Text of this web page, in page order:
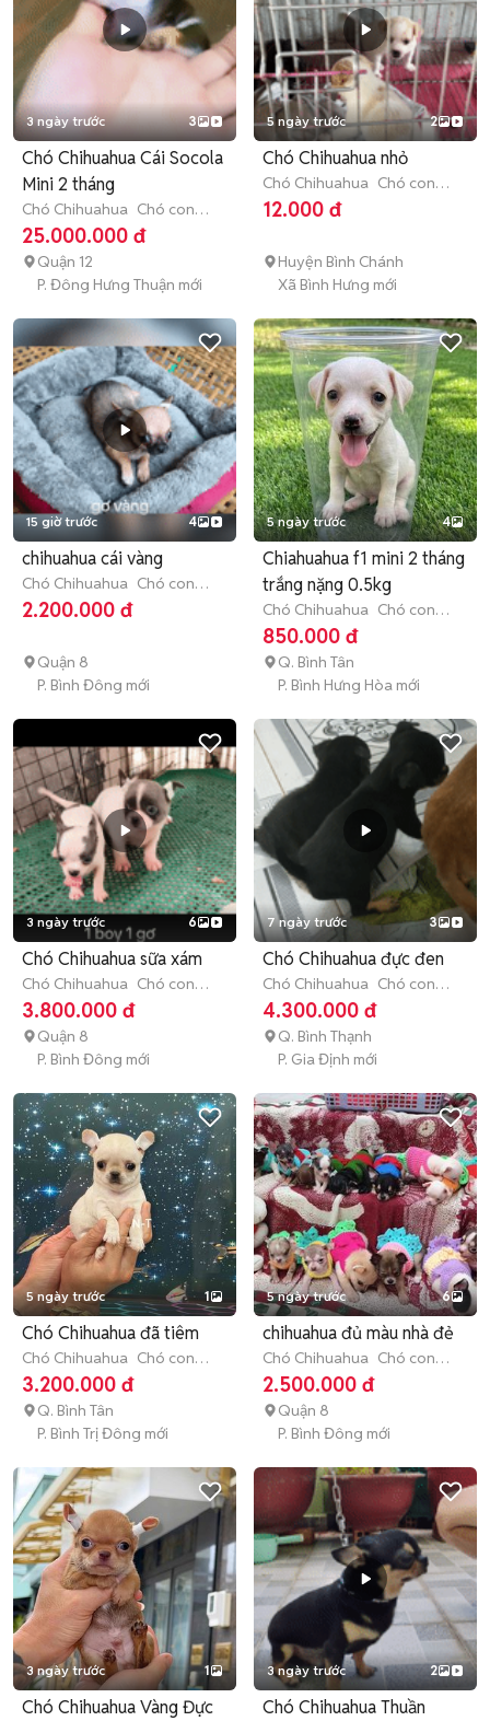
3 ngày trước 3
Chó Chihuahua Cái Socola
Mini 2 tháng
Chó Chihuahua Chó con
(dưới 3 tháng tuổi)
25.000.000 đ
Quận 12
P. Đông Hưng Thuận mới
5 ngày trước 2
Chó Chihuahua nhỏ
Chó Chihuahua Chó con
(dưới 3 tháng tuổi)
12.000 đ
Huyện Bình Chánh
Xã Bình Hưng mới
15 giờ trước 4
chihuahua cái vàng
Chó Chihuahua Chó con
(dưới 3 tháng tuổi)
2.200.000 đ
Quận 8
P. Bình Đông mới
5 ngày trước 4
Chiahuahua f1 mini 2 tháng
trắng nặng 0.5kg
Chó Chihuahua Chó con
(dưới 3 tháng tuổi)
850.000 đ
Q. Bình Tân
P. Bình Hưng Hòa mới
3 ngày trước 6
Chó Chihuahua sữa xám
Chó Chihuahua Chó con
(dưới 3 tháng tuổi)
3.800.000 đ
Quận 8
P. Bình Đông mới
7 ngày trước 3
Chó Chihuahua đực đen
Chó Chihuahua Chó con
(dưới 3 tháng tuổi)
4.300.000 đ
Q. Bình Thạnh
P. Gia Định mới
5 ngày trước 1
Chó Chihuahua đã tiêm
Chó Chihuahua Chó con
(dưới 3 tháng tuổi)
3.200.000 đ
Q. Bình Tân
P. Bình Trị Đông mới
5 ngày trước 6
chihuahua đủ màu nhà đẻ
Chó Chihuahua Chó con
(dưới 3 tháng tuổi)
2.500.000 đ
Quận 8
P. Bình Đông mới
3 ngày trước 1
Chó Chihuahua Vàng Đực
3 ngày trước 2
Chó Chihuahua Thuần